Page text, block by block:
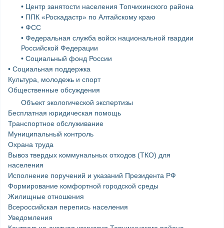
• Центр занятости населения Топчихинского района
• ППК «Роскадастр» по Алтайскому краю
• ФСС
• Федеральная служба войск национальной гвардии
Российской Федерации
• Социальный фонд России
• Социальная поддержка
Культура, молодежь и спорт
Общественные обсуждения
Объект экологической экспертизы
Бесплатная юридическая помощь
Транспортное обслуживание
Муниципальный контроль
Охрана труда
Вывоз твердых коммунальных отходов (ТКО) для
населения
Исполнение поручений и указаний Президента РФ
Формирование комфортной городской среды
Жилищные отношения
Всероссийская перепись населения
Уведомления